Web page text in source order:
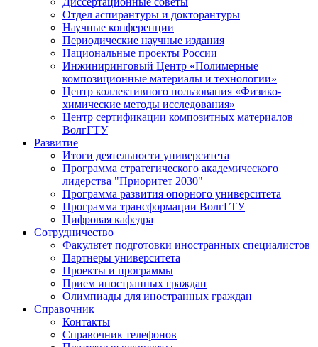
Отдел аспирантуры и докторантуры
Научные конференции
Периодические научные издания
Национальные проекты России
Инжиниринговый Центр «Полимерные
композиционные материалы и технологии»
Центр коллективного пользования «Физико-
химические методы исследования»
Центр сертификации композитных материалов
ВолгГТУ
Развитие
Итоги деятельности университета
Программа стратегического академического
лидерства "Приоритет 2030"
Программа развития опорного университета
Программа трансформации ВолгГТУ
Цифровая кафедра
Сотрудничество
Факультет подготовки иностранных специалистов
Партнеры университета
Проекты и программы
Прием иностранных граждан
Олимпиады для иностранных граждан
Справочник
Контакты
Справочник телефонов